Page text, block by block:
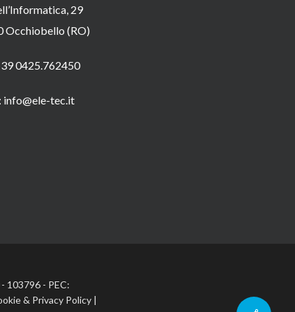
29
Occhiobello (RO)
0425.762450
info@ele-tec.it
103796 - PEC:
& Privacy Policy|